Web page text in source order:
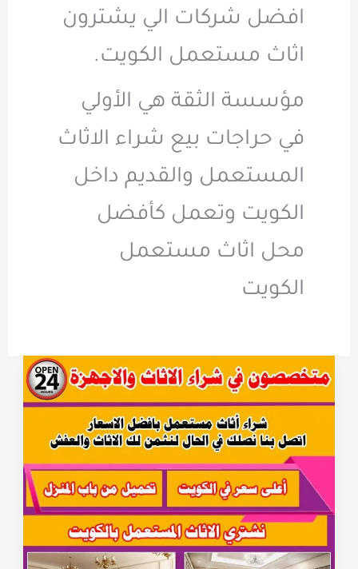
افضل شركات الي يشترون
اثاث مستعمل الكويت.
مؤسسة الثقة هي الأولي
في حراجات بيع شراء الاثاث
المستعمل والقديم داخل
الكويت وتعمل كأفضل
محل اثاث مستعمل
الكويت